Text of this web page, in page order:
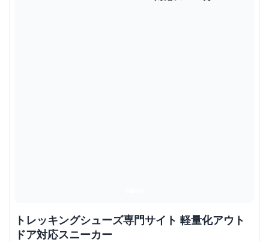
トレッキングシューズ専門サイト 軽量化アウト
ドア対応スニーカー